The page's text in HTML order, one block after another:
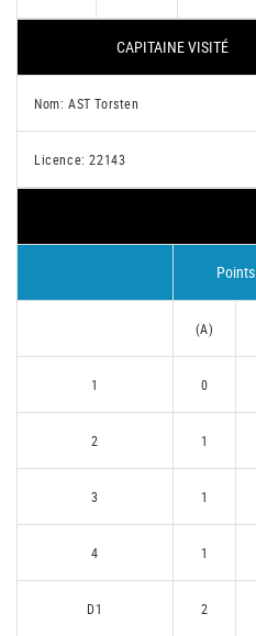
CAPITAINE VISITÉ
Nom: AST Torsten
Licence: 22143
Points
(A)
1 0
2 1
3 1
4 1
D1 2